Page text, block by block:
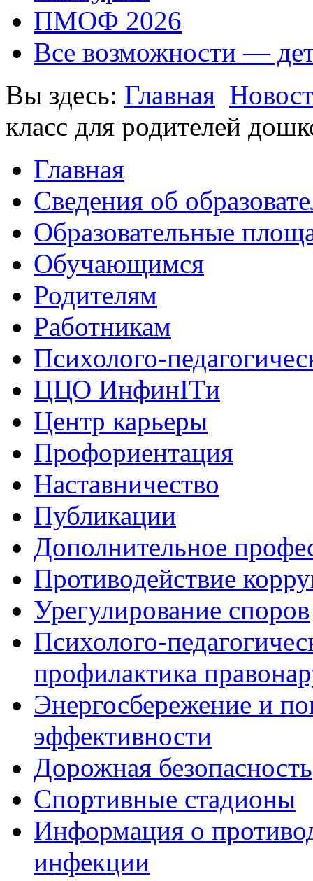
ПМОФ 2026
Все возможности —
Вы здесь: Главная
класс для родителей
Главная
Сведения об
Образовательные
Обучающимся
Родителям
Работникам
Психолого-
ЦЦО ИнфинITи
Центр карьеры
Профориентация
Наставничество
Публикации
Дополнительное
Противодействие
Урегулирование споров
Психолого-
профилактика
Энергосбережение и
эффективности
Дорожная безопасность
Спортивные стадионы
Информация о
инфекции